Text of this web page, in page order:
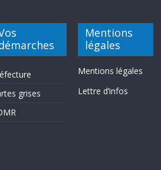
grises
Mentions
légales
Mentions légales
Lettre d’infos